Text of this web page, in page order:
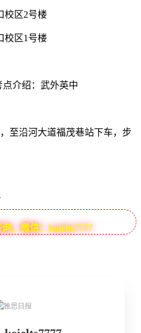
区2号楼
区1号楼
沿河大道福茂巷站下车，步
，微信：koielts7777